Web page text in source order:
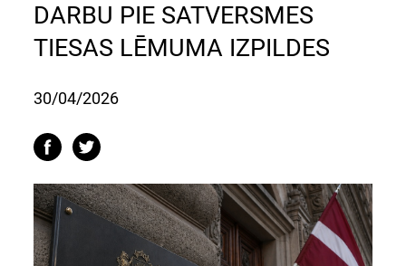
DARBU PIE SATVERSMES
TIESAS LĒMUMA IZPILDES
30/04/2026